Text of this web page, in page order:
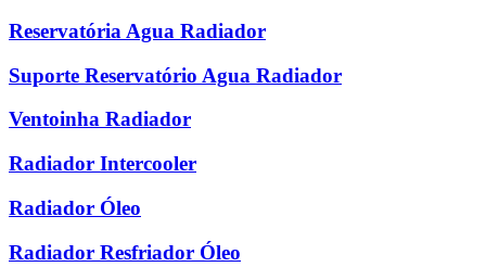
Reservatória Agua Radiador
Suporte Reservatório Agua Radiador
Ventoinha Radiador
Radiador Intercooler
Radiador Óleo
Radiador Resfriador Óleo